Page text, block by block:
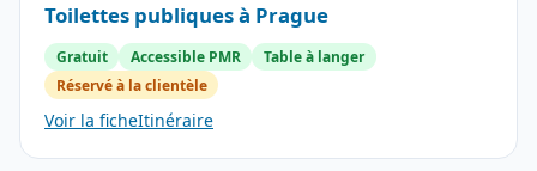
Toilettes publiques à Prague
Gratuit Accessible PMR
Table à langer
Réservé à la clientèle
Voir la ficheItinéraire